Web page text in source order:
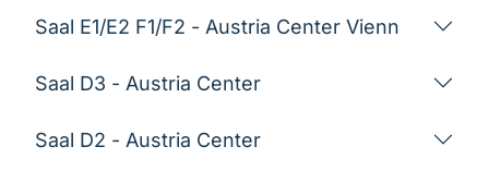
Saal E1/E2 F1/F2 - Austria Center Vienn
Saal D3 - Austria Center
Saal D2 - Austria Center